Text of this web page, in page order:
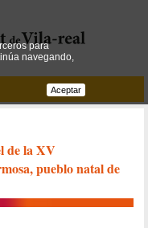
de la XV
pueblo natal de
para
navegando,
Aceptar